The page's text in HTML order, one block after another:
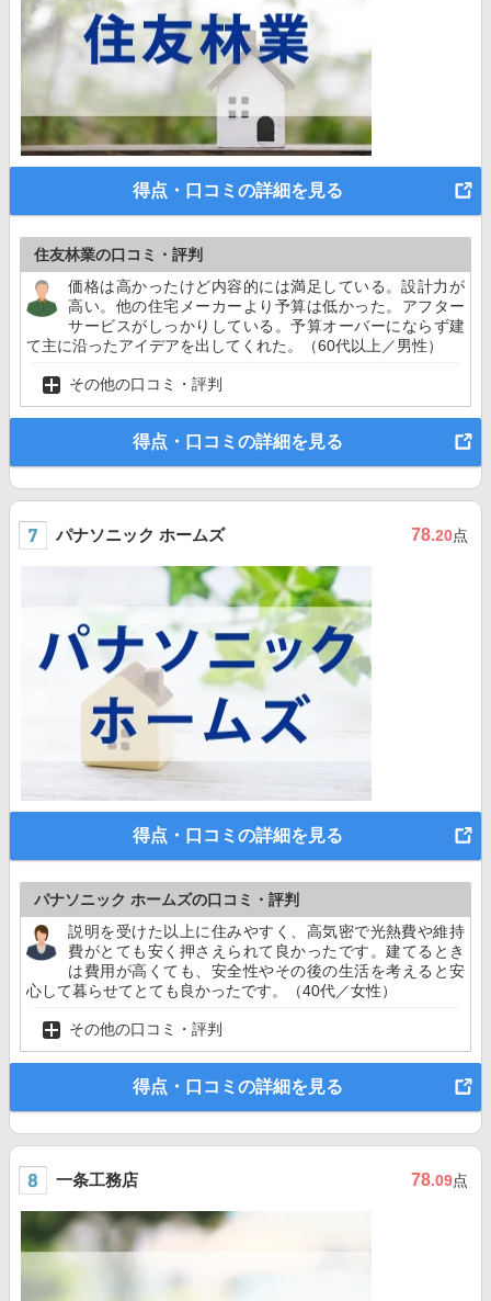
得点・口コミの詳細を見る
住友林業の口コミ・評判
価格は高かったけど内容的には満足している。設計力が
高い。他の住宅メーカーより予算は低かった。アフター
サービスがしっかりしている。予算オーバーにならず建
て主に沿ったアイデアを出してくれた。（60代以上／男性）
その他の口コミ・評判
得点・口コミの詳細を見る
パナソニック ホームズ 78.20点
得点・口コミの詳細を見る
パナソニック ホームズの口コミ・評判
説明を受けた以上に住みやすく、高気密で光熱費や維持
費がとても安く押さえられて良かったです。建てるとき
は費用が高くても、安全性やその後の生活を考えると安
心して暮らせてとても良かったです。（40代／女性）
その他の口コミ・評判
得点・口コミの詳細を見る
一条工務店 78.09点